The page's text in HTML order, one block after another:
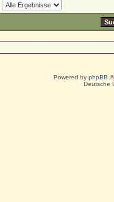
Powered by phpBB
Deutsche